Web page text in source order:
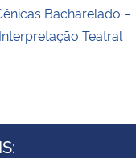
Bacharelado –
Teatral